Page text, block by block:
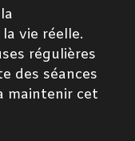
vie réelle.
régulières
des séances
maintenir cet